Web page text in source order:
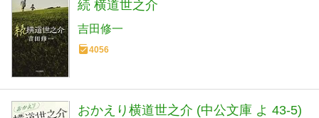
続 横道世之介
吉田修一
4056
おかえり横道世之介 (中公文庫 よ 43-5)